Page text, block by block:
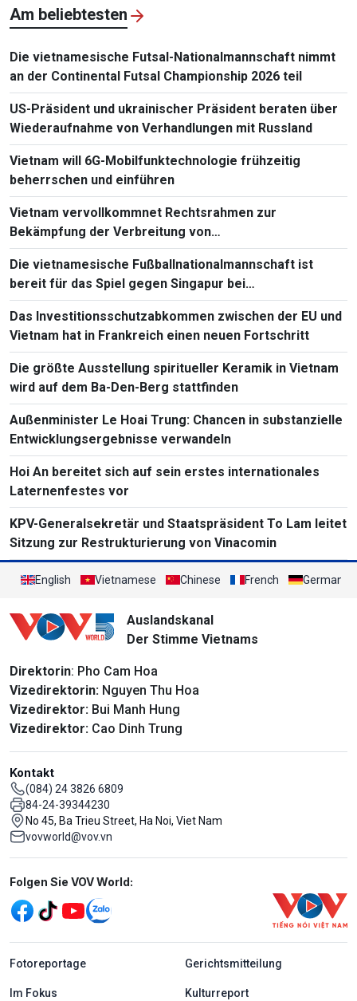
Am beliebtesten
Die vietnamesische Futsal-Nationalmannschaft nimmt
an der Continental Futsal Championship 2026 teil
US-Präsident und ukrainischer Präsident beraten über
Wiederaufnahme von Verhandlungen mit Russland
Vietnam will 6G-Mobilfunktechnologie frühzeitig
beherrschen und einführen
Vietnam vervollkommnet Rechtsrahmen zur
Bekämpfung der Verbreitung von
Massenvernichtungswaffen
Die vietnamesische Fußballnationalmannschaft ist
bereit für das Spiel gegen Singapur bei
Südostasienmeisterschaft 2026
Das Investitionsschutzabkommen zwischen der EU und
Vietnam hat in Frankreich einen neuen Fortschritt
Die größte Ausstellung spiritueller Keramik in Vietnam
wird auf dem Ba-Den-Berg stattfinden
Außenminister Le Hoai Trung: Chancen in substanzielle
Entwicklungsergebnisse verwandeln
Hoi An bereitet sich auf sein erstes internationales
Laternenfestes vor
KPV-Generalsekretär und Staatspräsident To Lam leitet
Sitzung zur Restrukturierung von Vinacomin
English Vietnamese Chinese French German
Auslandskanal
Der Stimme Vietnams
Direktorin: Pho Cam Hoa
Vizedirektorin: Nguyen Thu Hoa
Vizedirektor: Bui Manh Hung
Vizedirektor: Cao Dinh Trung
Kontakt
(084) 24 3826 6809
84-24-39344230
No 45, Ba Trieu Street, Ha Noi, Viet Nam
vovworld@vov.vn
Mạng xã hội
Folgen Sie VOV World:
menu footer tiếng Đức
Fotoreportage Gerichtsmitteilung
Im Fokus Kulturreport